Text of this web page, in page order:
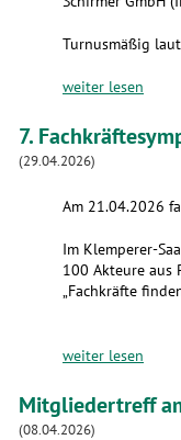
Turnusmäßig
weiter lesen
7.
(29.04.2026)
Am 21.04.2026
Im Klemperer-
100 Akteure aus
„Fachkräfte
weiter lesen
Mitgliedertreff
(08.04.2026)